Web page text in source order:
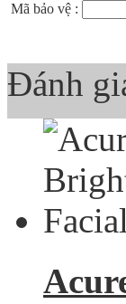
Mã bảo vệ :
Đánh